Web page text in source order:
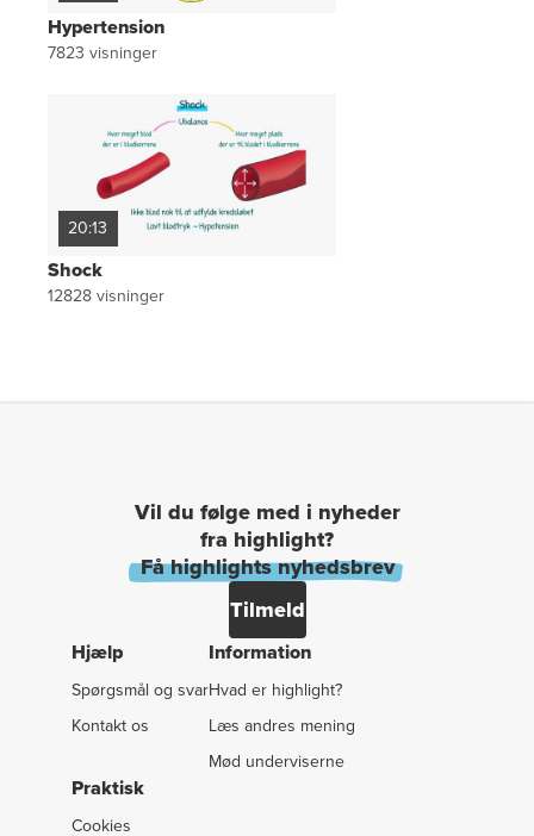
Hypertension
7823 visninger
20:13
Shock
12828visninger
Vil du følge med i nyheder
fra highlight?
Få highlights nyhedsbrev
Tilmeld
Hjælp
Spørgsmål og svar
Kontakt os
Information
Hvad er highlight?
Læs andres mening
Mød underviserne
Praktisk
Cookies